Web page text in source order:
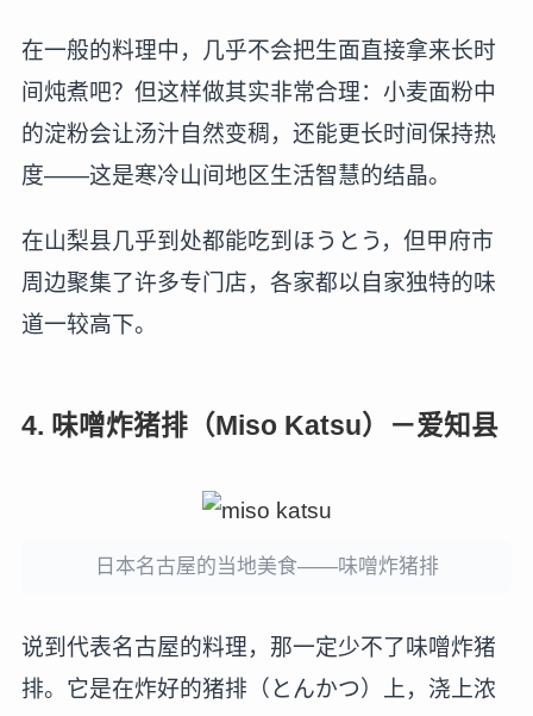
在一般的料理中，几乎不会把生面直接拿来长时
间炖煮吧？但这样做其实非常合理：小麦面粉中
的淀粉会让汤汁自然变稠，还能更长时间保持热
度——这是寒冷山间地区生活智慧的结晶。
在山梨县几乎到处都能吃到ほうとう，但甲府市
周边聚集了许多专门店，各家都以自家独特的味
道一较高下。
4. 味噌炸猪排（Miso Katsu）－爱知县
日本名古屋的当地美食——味噌炸猪排
说到代表名古屋的料理，那一定少不了味噌炸猪
排。它是在炸好的猪排（とんかつ）上，浇上浓